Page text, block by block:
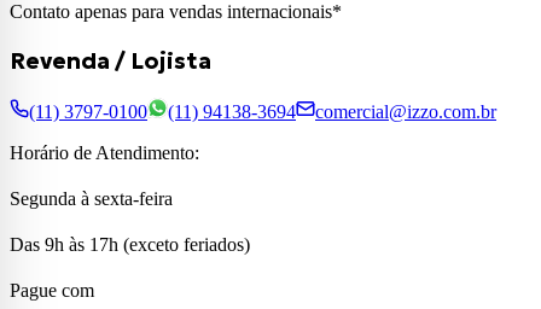
Contato apenas para vendas internacionais*
Revenda / Lojista
(11) 3797-0100 (11) 94138-3694
comercial@izzo.com.br
Horário de Atendimento:
Segunda à sexta-feira
Das 9h às 17h (exceto feriados)
Pague com